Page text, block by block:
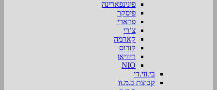
פינינפארינה
פיסקר
פרארי
צ’רי
קארמה
קורוס
ריוויאן
NIO
בי.ווי.די
קבוצת ב.מ.וו